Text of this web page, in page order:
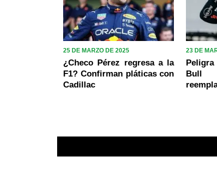
25 DE MARZO DE 2025
¿Checo Pérez regresa a la
F1? Confirman pláticas con
Cadillac
23 DE
Bull